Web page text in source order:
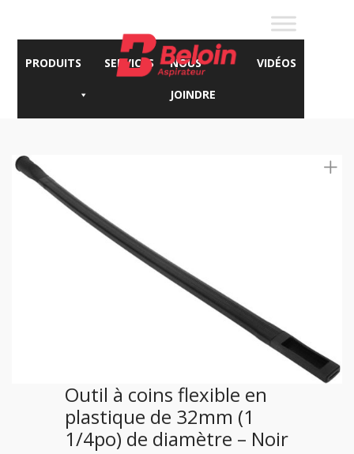
PRODUITS SERVICES NOUS
JOINDRE
VIDÉOS
Outil à coins flexible en
plastique de 32mm (1
1/4po) de diamètre – Noir